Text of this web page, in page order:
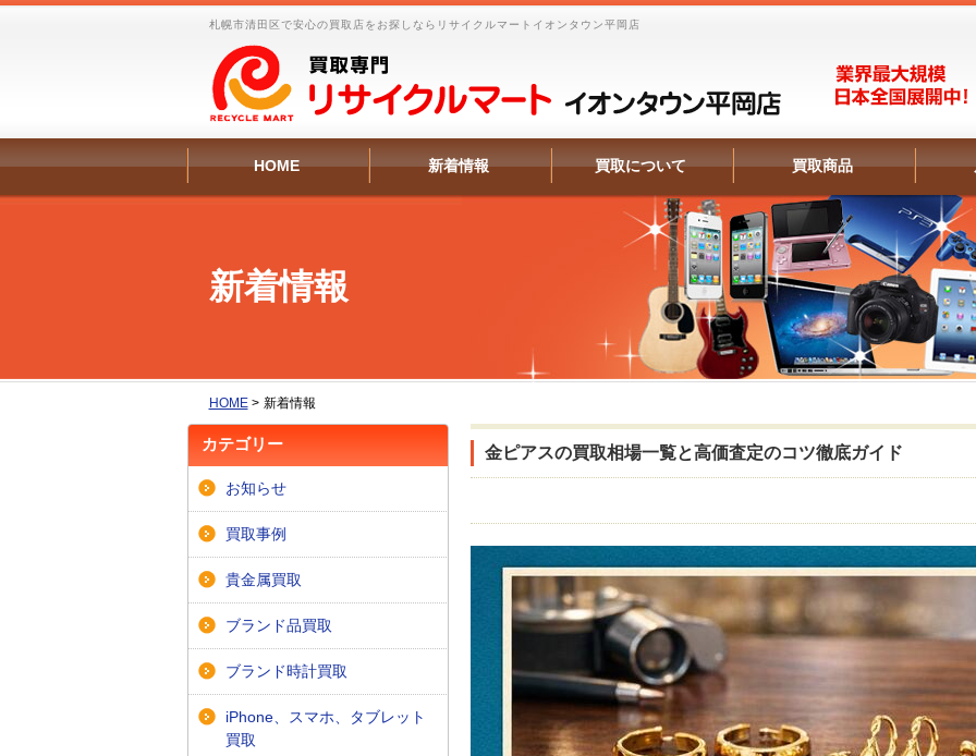
札幌市清田区で安心の買取店をお探しならリサイクルマートイオンタウン平岡店
HOME 新着情報 買取について 買取商品
新着情報
HOME> 新着情報
金ピアスの買取相場一覧と高価査定のコツ徹底ガイド
カテゴリー
お知らせ
買取事例
貴金属買取
ブランド品買取
ブランド時計買取
iPhone、スマホ、タブレット
買取